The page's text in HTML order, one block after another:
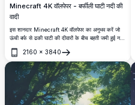
Minecraft 4K वॉलपेपर - बर्फीली घाटी नदी की
वादी
इस शानदार Minecraft 4K वॉलपेपर का अनुभव करें जो
ऊंची बर्फ से ढकी घाटी की दीवारों के बीच बहती जमी हुई नदी
और नाटकीय चट्टानी संरचनाओं को कैद करता है।
2160 × 3840
खोलें